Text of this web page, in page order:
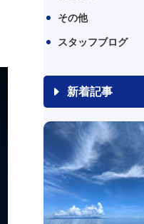
その他
スタッフブログ
新着記事